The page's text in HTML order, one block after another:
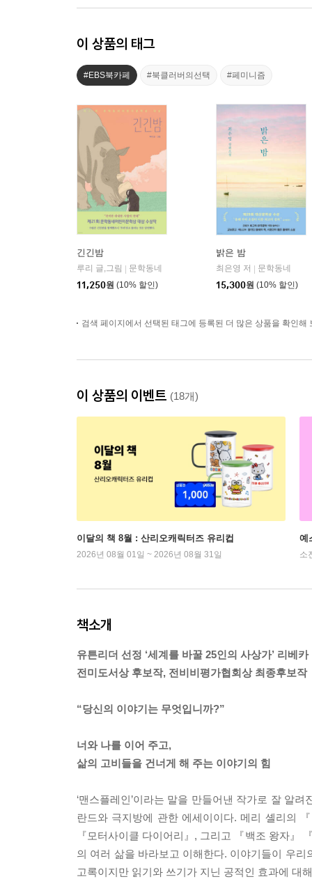
이 상품의 태그
#EBS북카페 #북클러버의선택 #페미니즘
긴긴밤
루리 글,그림
문학동네
11,250원 (10% 할인)
밝은 밤
최은영 저
문학동네
15,300원 (10% 할인)
검색 페이지에서 선택된 태그에 등록된 더 많은 상품을 확인해
이 상품의 이벤트 (18개)
이달의 책 8월 : 산리오캐릭터즈 유리컵
2026년 08월 01일 ~ 2026년 08월 31일
예
소
책소개
유튼리더 선정 ‘세계를 바꿀 25인의 사상가’ 리베
전미도서상 후보작, 전비비평가협회상 최종후보작
“당신의 이야기는 무엇입니까?”
너와 나를 이어 주고,
삶의 고비들을 건너게 해 주는 이야기의 힘
‘맨스플레인’이라는 말을 만들어낸 작가로 잘 알
란드와 극지방에 관한 에세이이다. 메리 셸리의
『모터사이클 다이어리』, 그리고 『백조 왕자』
의 여러 삶을 바라보고 이해한다. 이야기들이 우
고록이지만 읽기와 쓰기가 지닌 공적인 효과에 대